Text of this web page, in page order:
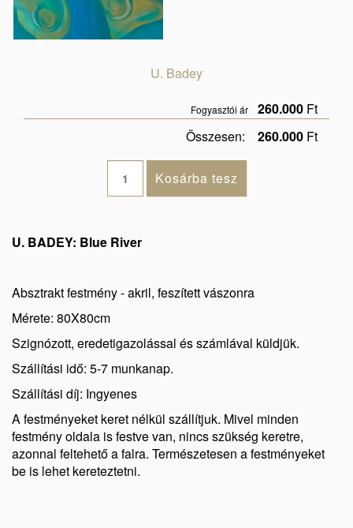
U. Badey
Fogyasztói ár 260.000 Ft
Összesen:
260.000 Ft
U. BADEY: Blue River
Absztrakt festmény - akril, feszített vászonra
Mérete: 80X80cm
Szignózott, eredetigazolással és számlával küldjük.
Szállítási idő: 5-7 munkanap.
Szállítási díj: Ingyenes
A festményeket keret nélkül szállítjuk. Mivel minden
festmény oldala is festve van, nincs szükség keretre,
azonnal feltehető a falra. Természetesen a festményeket
be is lehet kereteztetni.